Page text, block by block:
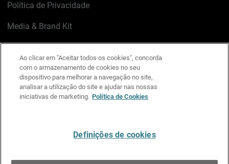
Política de Privacidade
Media & Brand Kit
LinkedIn
X FacebookInstagram
YouTube
Ao clicar em "Aceitar todos os cookies", concorda
com o armazenamento de cookies no seu
dispositivo para melhorar a navegação no site,
analisar a utilização do site e ajudar nas nossas
iniciativas de marketing. Política de Cookies
Definições de cookies